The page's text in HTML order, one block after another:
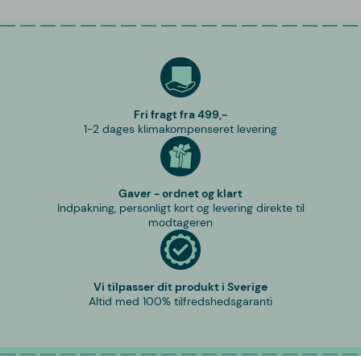
Fri fragt fra 499,-
1-2 dages klimakompenseret levering
Gaver - ordnet og klart
Indpakning, personligt kort og levering direkte til
modtageren
Vi tilpasser dit produkt i Sverige
Altid med 100% tilfredshedsgaranti